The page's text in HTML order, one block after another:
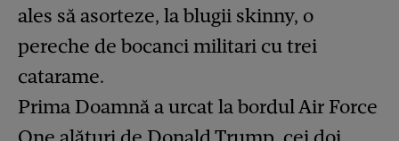
ales să asorteze, la blugii skinny, o
pereche de bocanci militari cu trei
catarame.
Prima Doamnă a urcat la bordul Air Force